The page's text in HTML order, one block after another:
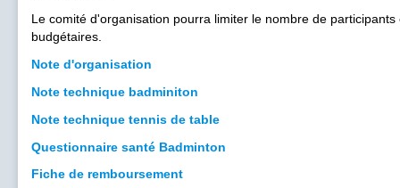
Le comité d'organisation pourra limiter le nombre de
budgétaires.
Note d'organisation
Note technique badminiton
Note technique tennis de table
Questionnaire santé Badminton
Fiche de remboursement